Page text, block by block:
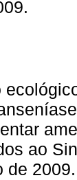
ao
de 2009.